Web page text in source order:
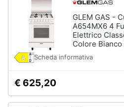
GLEM GAS -
A654MX6 4
Elettrico
Colore
Scheda informativa
€ 625,20